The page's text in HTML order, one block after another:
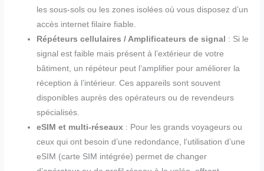
les sous-sols ou les zones isolées où vous disposez d’un
accès internet filaire fiable.
Répéteurs cellulaires / Amplificateurs de signal : Si le
signal est faible mais présent à l’extérieur de votre
bâtiment, un répéteur peut l’amplifier pour améliorer la
réception à l’intérieur. Ces appareils sont souvent
disponibles auprès des opérateurs ou de revendeurs
spécialisés.
eSIM et multi-réseaux : Pour les grands voyageurs ou
ceux qui ont besoin d’une redondance, l’utilisation d’une
eSIM (carte SIM intégrée) permet de changer